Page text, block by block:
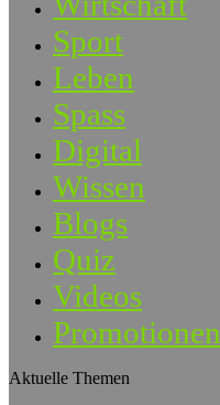
Sport
Leben
Spass
Digital
Wissen
Blogs
Quiz
Videos
Promotionen
Aktuelle Themen